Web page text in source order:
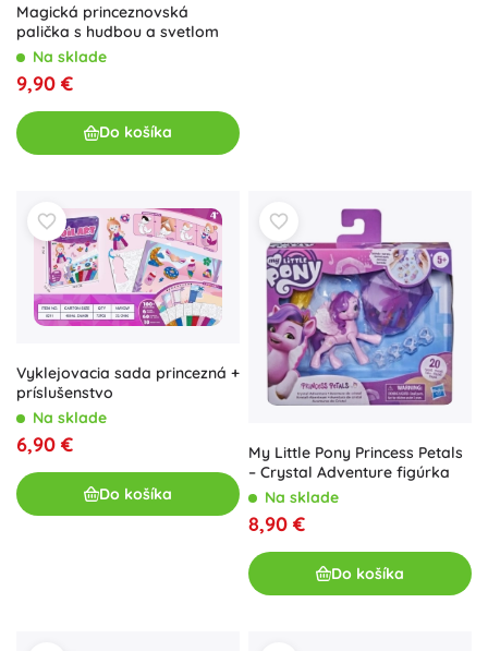
Magická princeznovská
palička s hudbou a svetlom
Na sklade
9,90 €
Do košíka
Vyklejovacia sada princezná +
príslušenstvo
Na sklade
6,90 €
Do košíka
My Little Pony Princess Petals
– Crystal Adventure figúrka
Na sklade
8,90 €
Do košíka